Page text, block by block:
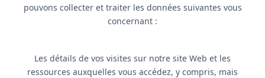
pouvons collecter et traiter les données suivantes vous
concernant :
Les détails de vos visites sur notre site Web et les
ressources auxquelles vous accédez, y compris, mais